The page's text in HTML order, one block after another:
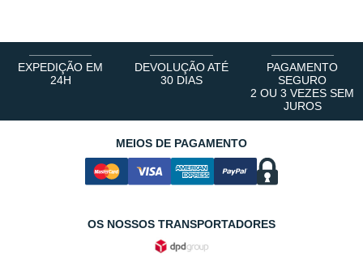
EXPEDIÇÃO EM
24H
DEVOLUÇÃO ATÉ
30 DIAS
PAGAMENTO
SEGURO
2 OU 3 VEZES SEM
JUROS
MEIOS DE PAGAMENTO
OS NOSSOS TRANSPORTADORES